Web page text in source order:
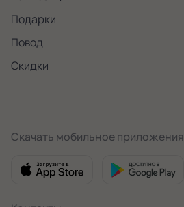
Подарки
Повод
Скидки
Скачать мобильное приложения